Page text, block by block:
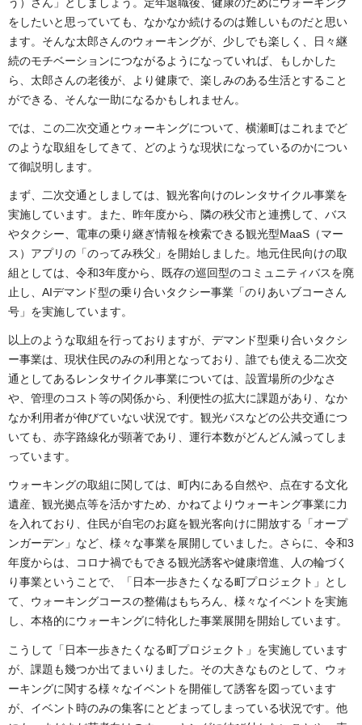
をしたいと思っていても、なかなか続けるのは難しいものだと思い
ます。そんな太郎さんのウォーキングが、少しでも楽しく、日々継
続のモチベーションにつながるようになっていれば、もしかした
ら、太郎さんの老後が、より健康で、楽しみのある生活とすること
ができる、そんな一助になるかもしれません。
では、この二次交通とウォーキングについて、横瀬町はこれまでど
のような取組をしてきて、どのような現状になっているのかについ
て御説明します。
まず、二次交通としましては、観光客向けのレンタサイクル事業を
実施しています。また、昨年度から、隣の秩父市と連携して、バス
やタクシー、電車の乗り継ぎ情報を検索できる観光型MaaS（マー
ス）アプリの「のってみ秩父」を開始しました。地元住民向けの取
組としては、令和3年度から、既存の巡回型のコミュニティバスを廃
止し、AIデマンド型の乗り合いタクシー事業「のりあいブコーさん
号」を実施しています。
以上のような取組を行っておりますが、デマンド型乗り合いタクシ
ー事業は、現状住民のみの利用となっており、誰でも使える二次交
通としてあるレンタサイクル事業については、設置場所の少なさ
や、管理のコスト等の関係から、利便性の拡大に課題があり、なか
なか利用者が伸びていない状況です。観光バスなどの公共交通につ
いても、赤字路線化が顕著であり、運行本数がどんどん減ってしま
っています。
ウォーキングの取組に関しては、町内にある自然や、点在する文化
遺産、観光拠点等を活かすため、かねてよりウォーキング事業に力
を入れており、住民が自宅のお庭を観光客向けに開放する「オープ
ンガーデン」など、様々な事業を展開していました。さらに、令和3
年度からは、コロナ禍でもできる観光誘客や健康増進、人の輪づく
り事業ということで、「日本一歩きたくなる町プロジェクト」とし
て、ウォーキングコースの整備はもちろん、様々なイベントを実施
し、本格的にウォーキングに特化した事業展開を開始しています。
こうして「日本一歩きたくなる町プロジェクト」を実施しています
が、課題も幾つか出てまいりました。その大きなものとして、ウォ
ーキングに関する様々なイベントを開催して誘客を図っています
が、イベント時のみの集客にとどまってしまっている状況です。他